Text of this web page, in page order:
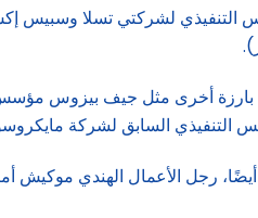
التنفيذي السابق لشركة